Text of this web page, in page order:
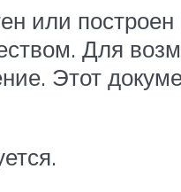
или построен
Для
Этот